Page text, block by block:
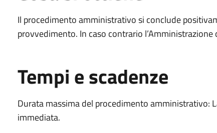
Il procedimento amministrativo si conclude
provvedimento. In caso contrario l’Amministrazione
Tempi e scadenze
Durata massima del procedimento amministrativo:
immediata.